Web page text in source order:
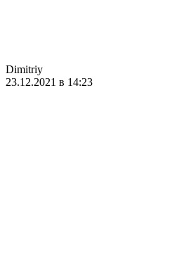
Dimitriy
23.12.2021 в 14:23